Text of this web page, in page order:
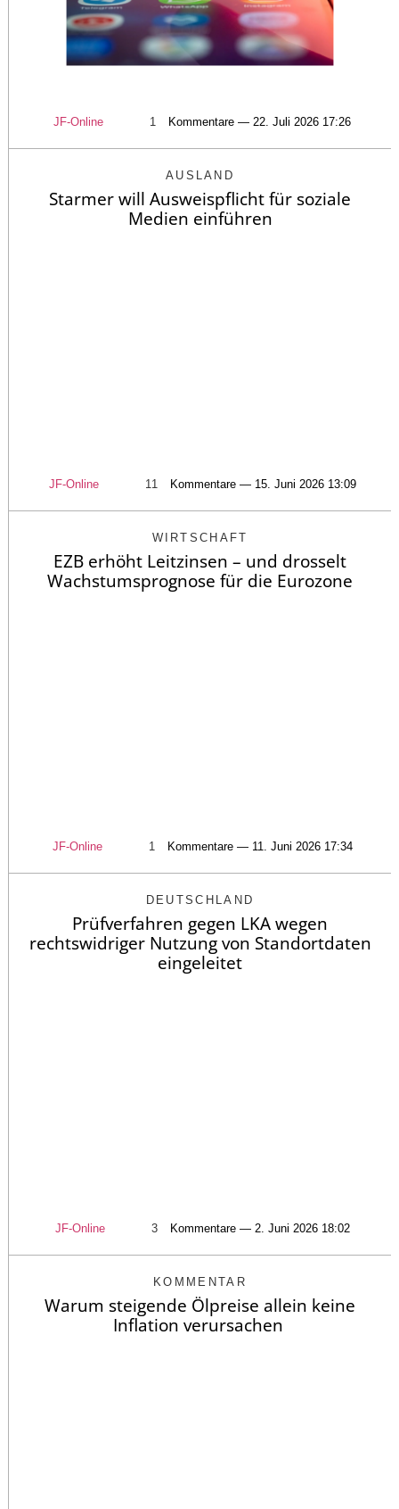
JF-Online 1 Kommentare — 22. Juli 2026 17:26
AUSLAND
Starmer will Ausweispflicht für soziale
Medien einführen
JF-Online 11 Kommentare — 15. Juni 2026 13:09
WIRTSCHAFT
EZB erhöht Leitzinsen – und drosselt
Wachstumsprognose für die Eurozone
JF-Online 1 Kommentare — 11. Juni 2026 17:34
DEUTSCHLAND
Prüfverfahren gegen LKA wegen
rechtswidriger Nutzung von Standortdaten
eingeleitet
JF-Online 3 Kommentare — 2. Juni 2026 18:02
KOMMENTAR
Warum steigende Ölpreise allein keine
Inflation verursachen